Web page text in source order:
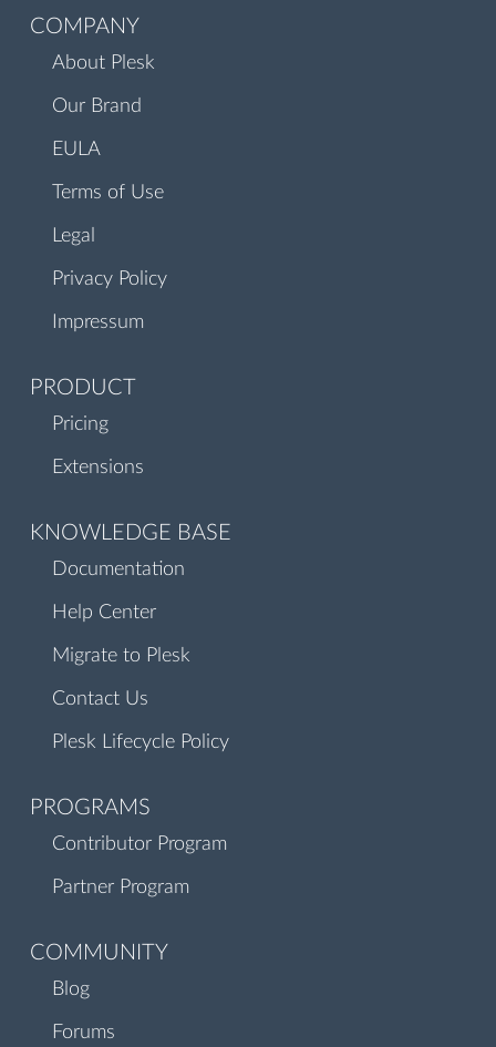
COMPANY
About Plesk
Our Brand
EULA
Terms of Use
Legal
Privacy Policy
Impressum
PRODUCT
Pricing
Extensions
KNOWLEDGE BASE
Documentation
Help Center
Migrate to Plesk
Contact Us
Plesk Lifecycle Policy
PROGRAMS
Contributor Program
Partner Program
COMMUNITY
Blog
Forums